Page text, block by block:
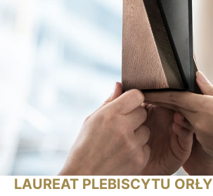
LAUREAT PLEBISCYTU ORŁY